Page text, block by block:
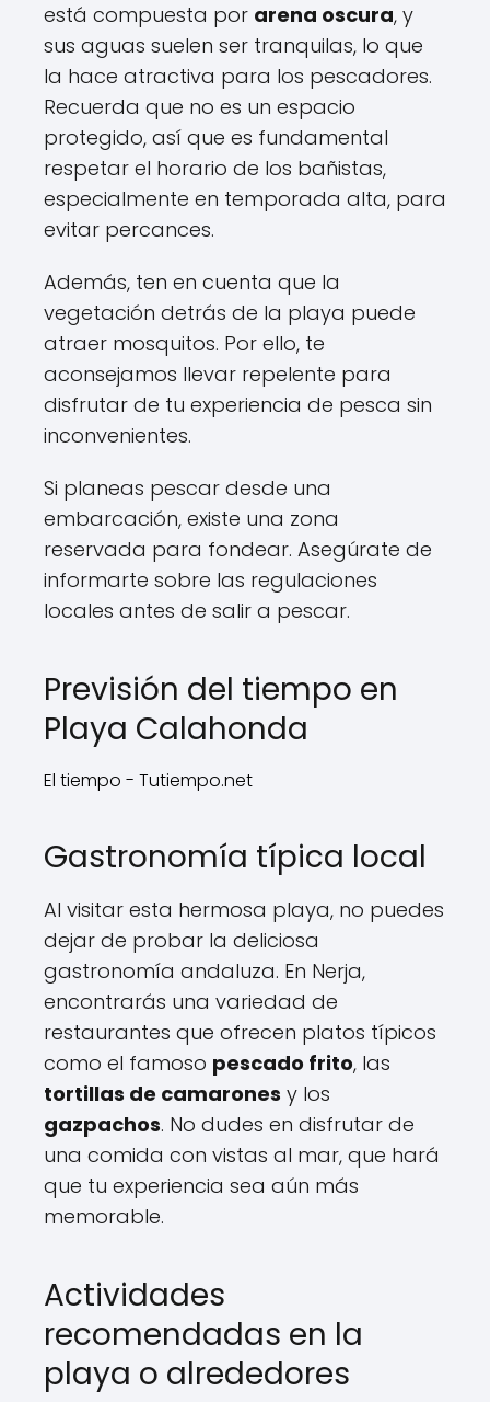
está compuesta por arena oscura, y
sus aguas suelen ser tranquilas, lo que
la hace atractiva para los pescadores.
Recuerda que no es un espacio
protegido, así que es fundamental
respetar el horario de los bañistas,
especialmente en temporada alta, para
evitar percances.
Además, ten en cuenta que la
vegetación detrás de la playa puede
atraer mosquitos. Por ello, te
aconsejamos llevar repelente para
disfrutar de tu experiencia de pesca sin
inconvenientes.
Si planeas pescar desde una
embarcación, existe una zona
reservada para fondear. Asegúrate de
informarte sobre las regulaciones
locales antes de salir a pescar.
Previsión del tiempo en
Playa Calahonda
El tiempo - Tutiempo.net
Gastronomía típica local
Al visitar esta hermosa playa, no puedes
dejar de probar la deliciosa
gastronomía andaluza. En Nerja,
encontrarás una variedad de
restaurantes que ofrecen platos típicos
como el famoso pescado frito, las
tortillas de camarones y los
gazpachos. No dudes en disfrutar de
una comida con vistas al mar, que hará
que tu experiencia sea aún más
memorable.
Actividades
recomendadas en la
playa o alrededores